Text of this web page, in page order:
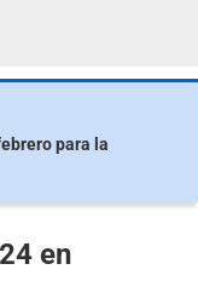
para la
en